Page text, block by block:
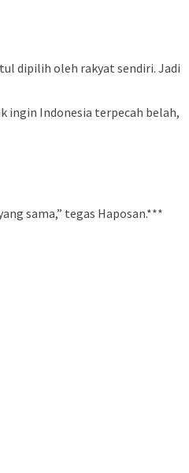
dipilih oleh rakyat sendiri. Jadi
ingin Indonesia terpecah belah,
sama,” tegas Haposan.***